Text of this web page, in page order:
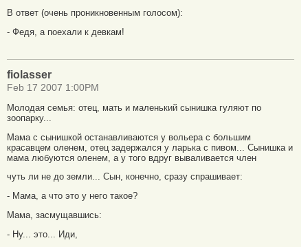
В ответ (очень проникновенным голосом):
- Федя, а поехали к девкам!
fiolasser
Feb 17 2007 1:00PM
Молодая семья: отец, мать и маленький сынишка гуляют по
зоопарку...
Мама с сынишкой останавливаются у вольера с большим
красавцем оленем, отец задержался у ларька с пивом... Сынишка и
мама любуются оленем, а у того вдруг вываливается член
чуть ли не до земли... Сын, конечно, сразу спрашивает:
- Мама, а что это у него такое?
Мама, засмущавшись:
- Ну... это... Иди,